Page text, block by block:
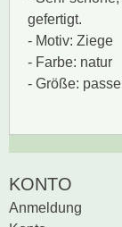
gefertigt.
- Motiv: Ziege
- Farbe: natur
- Größe:
Sei der erste, der
KONTO
Anmeldung